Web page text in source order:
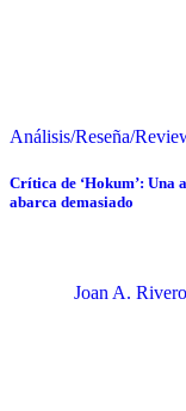
Análisis/Reseña/
Crítica de ‘Hokum’: Una
abarca demasiado
Joan A. Rivero